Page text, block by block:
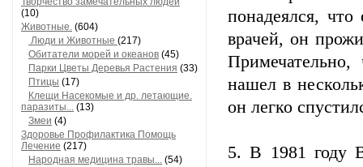
(10)
Животные. (604)
Люди и Животные (217)
Обитатели морей и океанов (45)
Парки Цветы Деревья Растения (33)
Птицы (17)
Клещи Насекомые и др. летающие.
паразиты... (13)
Змеи (4)
Здоровье Профилактика Помощь
Лечение (217)
Народная медицина травы... (54)
понадеялся,
врачей, он
нашел в
он легко
5. В 1981 году